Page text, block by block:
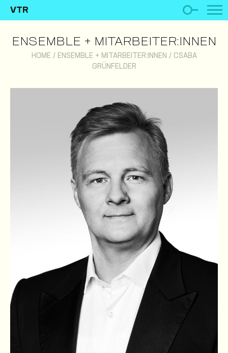
VTR
ENSEMBLE + MITARBEITER:INNEN
HOME / ENSEMBLE + MITARBEITER:INNEN / CSABA
GRÜNFELDER